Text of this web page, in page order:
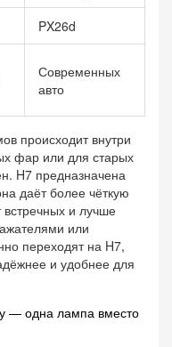
PX26d
Современных
авто
происходит внутри
фар или для старых
H7 предназначена
даёт более чёткую
и лучше
или
переходят на H7,
и удобнее для
— одна лампа вместо